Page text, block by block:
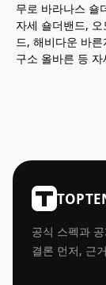
무로 바라나스 숄
자세 숄더밴드,
드, 해비다운 바
구소 올바른 등
공식 스펙과
결론 먼저, 근